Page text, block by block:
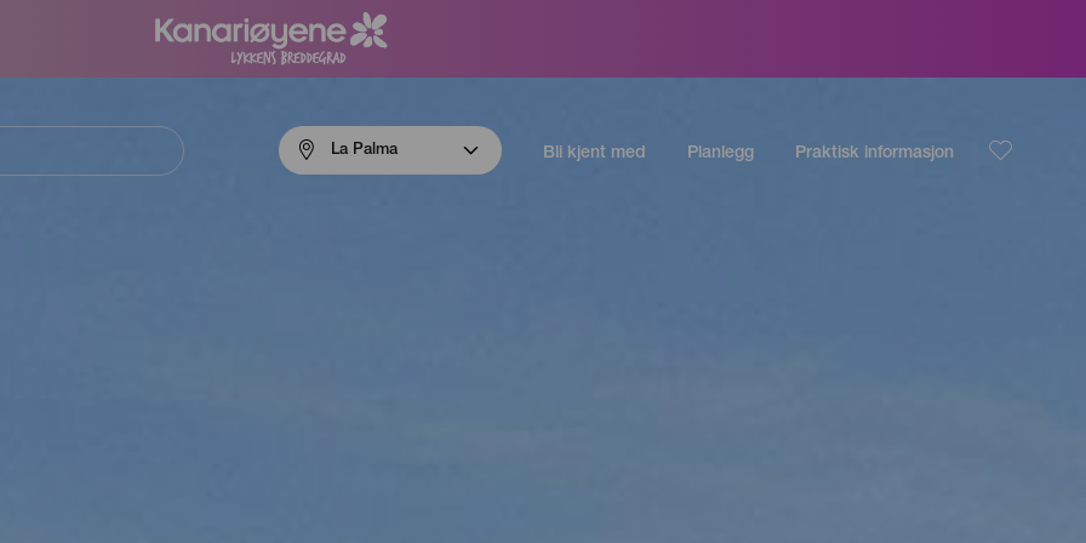
navigation
La Palma Bli kjent med Planlegg Praktisk informasjon